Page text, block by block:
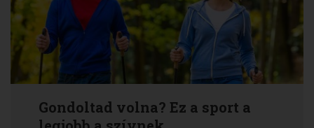
Gondoltad volna? Ez a sport a